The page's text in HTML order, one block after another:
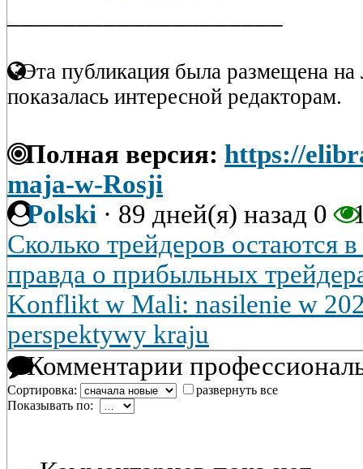
Эта публикация была размещена на
показалась интересной редакторам.
Полная версия: https://
maja-w-Rosji
Polski · 89 дней(я) назад 0
Сколько трейдеров
правда о прибыльных
Konflikt w Mali: nasilenie w
perspektywy kraju
Комментарии
Сортировка:
развернуть все
Показывать по: